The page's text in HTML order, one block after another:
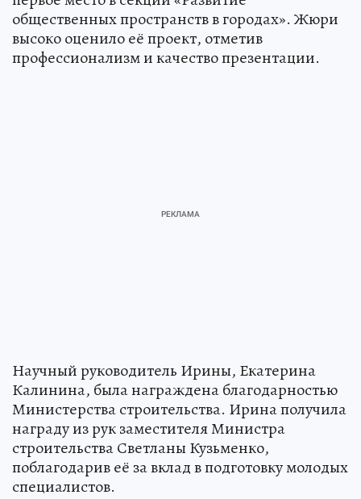
общественных пространств в городах». Жюри
высоко оценило её проект, отметив
профессионализм и качество презентации.
Научный руководитель Ирины, Екатерина
Калинина, была награждена благодарностью
Министерства строительства. Ирина получила
награду из рук заместителя Министра
строительства Светланы Кузьменко,
поблагодарив её за вклад в подготовку молодых
специалистов.